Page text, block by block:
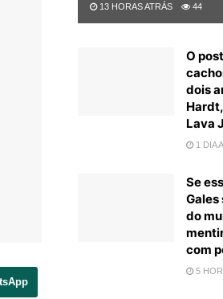
13 HORAS ATRÁS 44
O
dois
Lava
1 DIA
Se
Gales
do
com
5